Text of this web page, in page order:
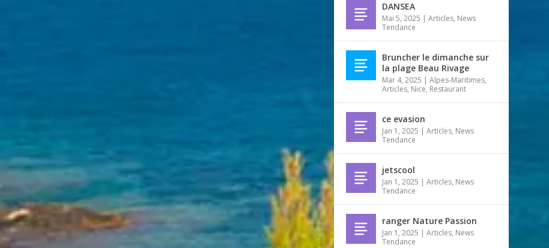
DANSEA
Mai 5, 2025 |Articles, News
Tendance
Bruncher le dimanche sur
la plage Beau Rivage
Mar 4, 2025 |Alpes-Maritimes,
Articles, Nice, Restaurant
ce evasion
Jan 1, 2025 |Articles, News
Tendance
jetscool
Jan 1, 2025 |Articles, News
Tendance
ranger Nature Passion
Jan 1, 2025 |Articles, News
Tendance